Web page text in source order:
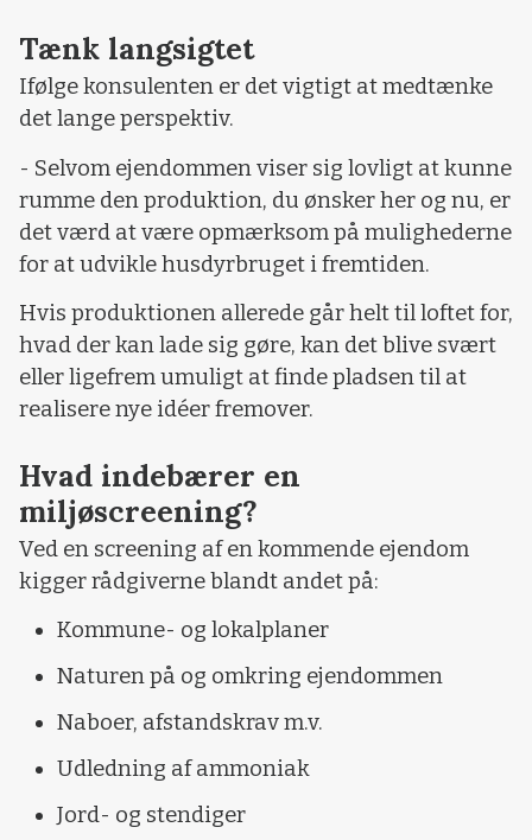
Tænk langsigtet
Ifølge konsulenten er det vigtigt at medtænke
det lange perspektiv.
- Selvom ejendommen viser sig lovligt at kunne
rumme den produktion, du ønsker her og nu, er
det værd at være opmærksom på mulighederne
for at udvikle husdyrbruget i fremtiden.
Hvis produktionen allerede går helt til loftet for,
hvad der kan lade sig gøre, kan det blive svært
eller ligefrem umuligt at finde pladsen til at
realisere nye idéer fremover.
Hvad indebærer en
miljøscreening?
Ved en screening af en kommende ejendom
kigger rådgiverne blandt andet på:
Kommune- og lokalplaner
Naturen på og omkring ejendommen
Naboer, afstandskrav m.v.
Udledning af ammoniak
Jord- og stendiger